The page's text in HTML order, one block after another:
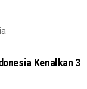
Kenalkan 3